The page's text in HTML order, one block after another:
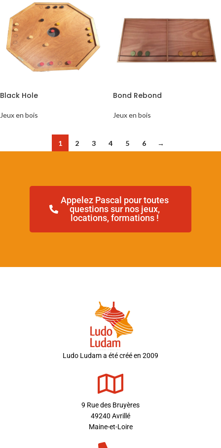
Black Hole
Jeux en bois
Bond Rebond
Jeux en bois
1 2 3 4 5 6 →
Appelez Pascal pour toutes
questions sur nos jeux,
locations, formations !
Ludo Ludam a été créé en 2009
9 Rue des Bruyères
49240 Avrillé
Maine-et-Loire